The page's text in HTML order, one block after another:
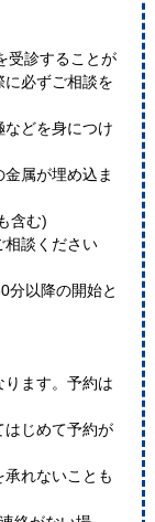
受診することが
必ずご相談を
などを身につけ
属が埋め込ま
含む)
相談ください
分以降の開始と
ます。予約は
はじめて予約が
れないことも